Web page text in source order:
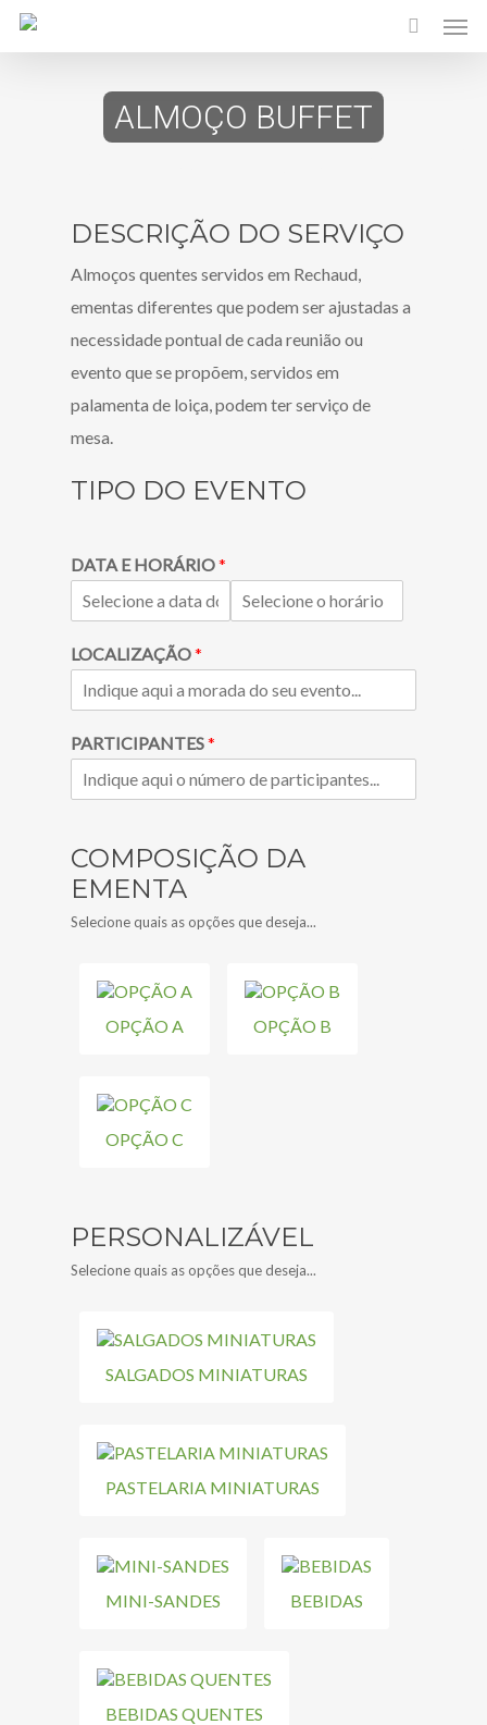
ALMOÇO BUFFET
DESCRIÇÃO DO SERVIÇO
Almoços quentes servidos em Rechaud,
ementas diferentes que podem ser ajustadas a
necessidade pontual de cada reunião ou
evento que se propõem, servidos em
palamenta de loiça, podem ter serviço de
mesa.
TIPO DO EVENTO
DATA E HORÁRIO*
LOCALIZAÇÃO*
PARTICIPANTES*
COMPOSIÇÃO DA
EMENTA
Selecione quais as opções que deseja...
OPÇÃO A OPÇÃO B
OPÇÃO C
PERSONALIZÁVEL
Selecione quais as opções que deseja...
SALGADOS MINIATURAS
PASTELARIA MINIATURAS
MINI-SANDES BEBIDAS
BEBIDAS QUENTES